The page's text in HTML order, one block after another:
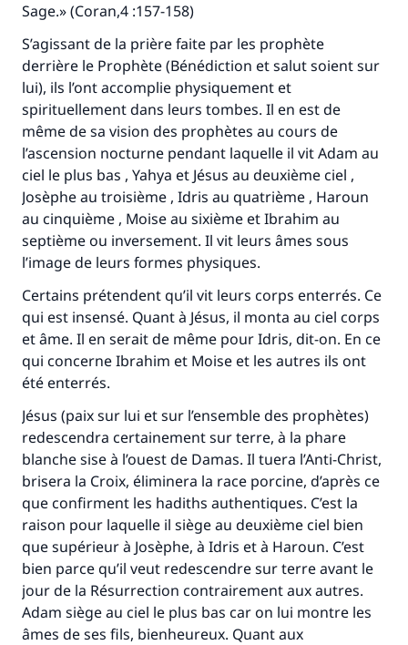
Sage.» (Coran,4 :157-158)
S’agissant de la prière faite par les prophète
derrière le Prophète (Bénédiction et salut soient sur
lui), ils l’ont accomplie physiquement et
spirituellement dans leurs tombes. Il en est de
même de sa vision des prophètes au cours de
l’ascension nocturne pendant laquelle il vit Adam au
ciel le plus bas , Yahya et Jésus au deuxième ciel ,
Josèphe au troisième , Idris au quatrième , Haroun
au cinquième , Moise au sixième et Ibrahim au
septième ou inversement. Il vit leurs âmes sous
l’image de leurs formes physiques.
Certains prétendent qu’il vit leurs corps enterrés. Ce
qui est insensé. Quant à Jésus, il monta au ciel corps
et âme. Il en serait de même pour Idris, dit-on. En ce
qui concerne Ibrahim et Moise et les autres ils ont
été enterrés.
Jésus (paix sur lui et sur l’ensemble des prophètes)
redescendra certainement sur terre, à la phare
blanche sise à l’ouest de Damas. Il tuera l’Anti-Christ,
brisera la Croix, éliminera la race porcine, d’après ce
que confirment les hadiths authentiques. C’est la
raison pour laquelle il siège au deuxième ciel bien
que supérieur à Josèphe, à Idris et à Haroun. C’est
bien parce qu’il veut redescendre sur terre avant le
jour de la Résurrection contrairement aux autres.
Adam siège au ciel le plus bas car on lui montre les
âmes de ses fils, bienheureux. Quant aux
Faites une différence dans la vie de
millions de personnes grâce à votre
contribution
Aidez nous à apporter des réponses.
Le Messager d'Allah (Paix sur lui) a dit:
"Celui qui indique une bonne action obtient la
même récompense que celui qui le fait."
(MOUSLIM 1893)
Soutenez IslamQA